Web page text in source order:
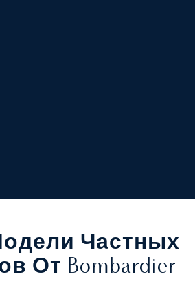
Частных
От Bombardier